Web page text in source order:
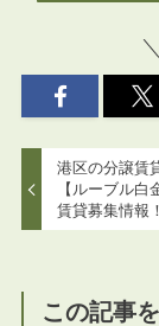
港区の分譲賃
【ルーブル白
賃貸募集情報！
この記事